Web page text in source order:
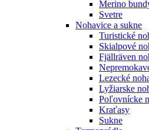
Merino
Svetre
Nohavice a sukne
Turistické
Skialpové
Fjällräven
Lezecké
Lyžiarske
Poľovnícke
Kraťasy
Sukne